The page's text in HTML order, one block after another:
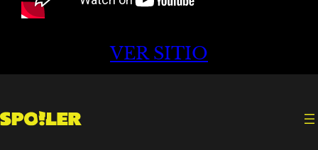
VER SITIO